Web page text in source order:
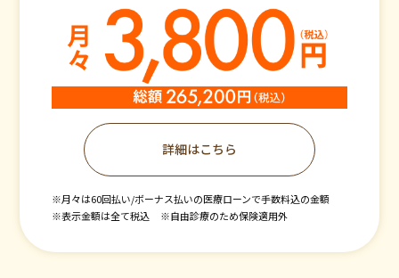
詳細はこちら
※月々は60回払い/ボーナス払いの医療ローンで手数料込の金額
※表示金額は全て税込
※自由診療のため保険適用外